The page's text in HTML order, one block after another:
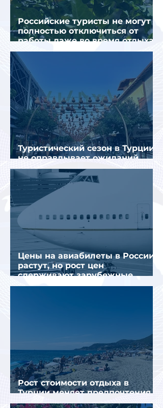
Российские туристы не могут
полностью отключиться от
работы даже во время отдыха
в Турции
Туристический сезон в Турции
не оправдывает ожиданий
отрасли
Цены на авиабилеты в России
растут, но рост цен
сдерживают зарубежные
конкуренты
Рост стоимости отдыха в
Турции меняет предпочтения
туристов